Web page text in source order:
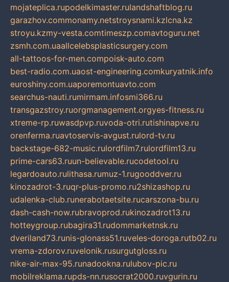
mojateplica.rupodelkimaster.rulandshaftblog.ru
garazhov.commonamy.netstroysnami.kzlcna.kz
stroyu.kzmy-vesta.comtimeszp.comavtoguru.net
zsmh.com.uaallcelebsplasticsurgery.com
all-tattoos-for-men.compoisk-auto.com
best-radio.com.uaost-engineering.comkuryatnik.info
euroshiny.com.uaporemontuavto.com
searchus-nauti.rumirmam.infosmi366.ru
transgazstroy.ruorgmanagement.orgyes-fitness.ru
xtreme-rp.ruwasdpvp.ruvoda-otri.rutishinapve.ru
orenferma.ruavtoservis-avgust.rulord-tv.ru
backstage-682-music.rulordfilm7.rulordfilm13.ru
prime-cars63.ruun-believable.rucodetool.ru
legardoauto.rulithasa.rumuz-1.rugooddver.ru
kinozadrot-3.ruqr-plus-promo.ru2shizashop.ru
udalenka-club.runerabotaetsite.rucarszona-bu.ru
dash-cash-now.rubravoprod.rukinozadrot13.ru
hotteygroup.rubagira31.rudommarketnsk.ru
dveriland73.runis-glonass51.ruveles-doroga.rutb02.ru
vrema-zdorov.ruvelonik.rusurgutgloss.ru
nike-air-max-95.runadookna.rulubov-pic.ru
mobilreklama.rupds-nn.rusocrat2000.ruvgurin.ru